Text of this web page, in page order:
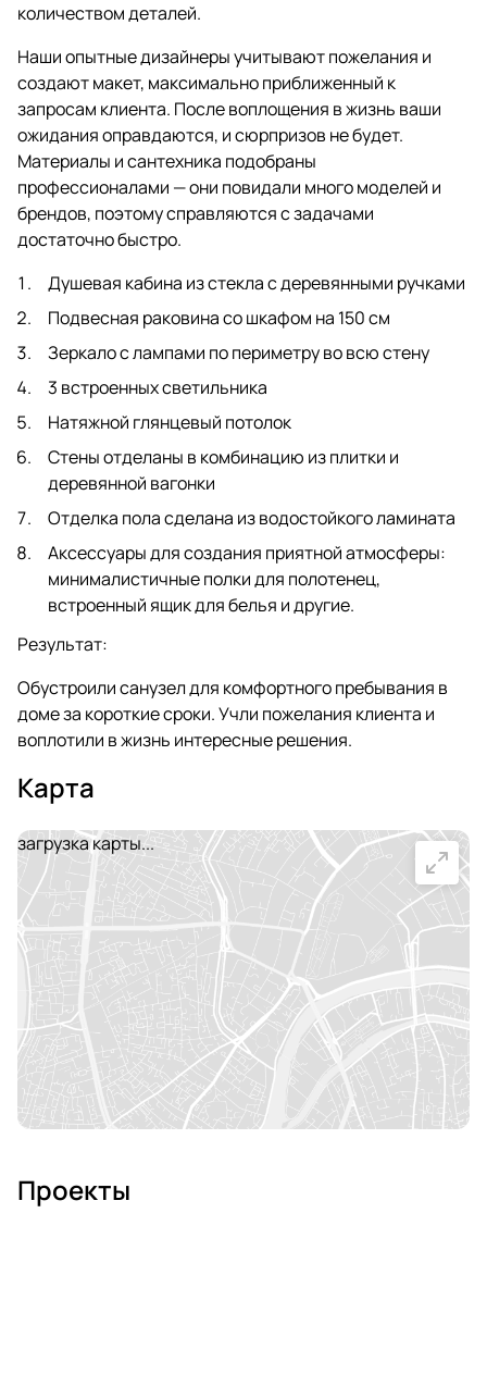
количеством деталей.
Наши опытные дизайнеры учитывают пожелания и
создают макет, максимально приближенный к
запросам клиента. После воплощения в жизнь ваши
ожидания оправдаются, и сюрпризов не будет.
Материалы и сантехника подобраны
профессионалами — они повидали много моделей и
брендов, поэтому справляются с задачами
достаточно быстро.
Душевая кабина из стекла с деревянными ручками
Подвесная раковина со шкафом на 150 см
Зеркало с лампами по периметру во всю стену
3 встроенных светильника
Натяжной глянцевый потолок
Стены отделаны в комбинацию из плитки и
деревянной вагонки
Отделка пола сделана из водостойкого ламината
Аксессуары для создания приятной атмосферы:
минималистичные полки для полотенец,
встроенный ящик для белья и другие.
Результат:
Обустроили санузел для комфортного пребывания в
доме за короткие сроки. Учли пожелания клиента и
воплотили в жизнь интересные решения.
Карта
загрузка карты...
Проекты